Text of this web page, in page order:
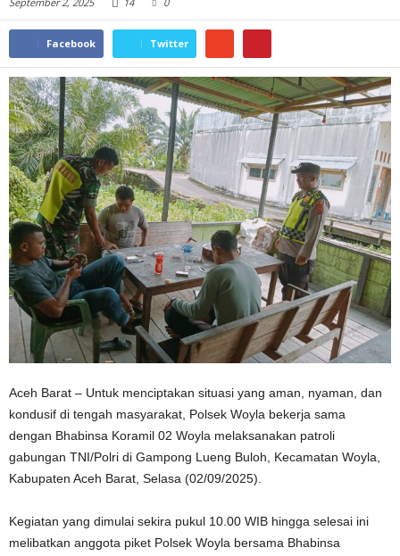
Facebook Twitter
Aceh Barat – Untuk menciptakan situasi yang aman, nyaman, dan
kondusif di tengah masyarakat, Polsek Woyla bekerja sama
dengan Bhabinsa Koramil 02 Woyla melaksanakan patroli
gabungan TNI/Polri di Gampong Lueng Buloh, Kecamatan Woyla,
Kabupaten Aceh Barat, Selasa (02/09/2025).
Kegiatan yang dimulai sekira pukul 10.00 WIB hingga selesai ini
melibatkan anggota piket Polsek Woyla bersama Bhabinsa